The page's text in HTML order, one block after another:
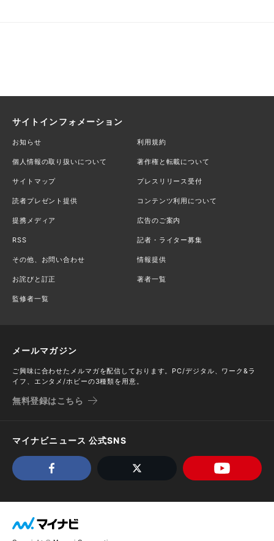
サイトインフォメーション
お知らせ 利用規約
個人情報の取り扱いについて 著作権と転載について
サイトマップ プレスリリース受付
読者プレゼント提供 コンテンツ利用について
提携メディア 広告のご案内
RSS 記者・ライター募集
その他、お問い合わせ 情報提供
お詫びと訂正 著者一覧
監修者一覧
メールマガジン
ご興味に合わせたメルマガを配信しております。PC/デジタル、ワーク&ラ
イフ、エンタメ/ホビーの3種類を用意。
無料登録はこちら
マイナビニュース 公式SNS